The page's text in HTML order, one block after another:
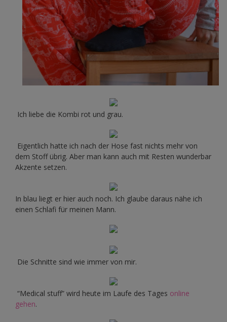
Ich liebe die Kombi rot und grau.
Eigentlich hatte ich nach der Hose fast nichts mehr von
dem Stoff übrig. Aber man kann auch mit Resten wunderbar
Akzente setzen.
In blau liegt er hier auch noch. Ich glaube daraus nähe ich
einen Schlafi für meinen Mann.
Die Schnitte sind wie immer von mir.
“Medical stuff” wird heute im Laufe des Tages online
gehen.